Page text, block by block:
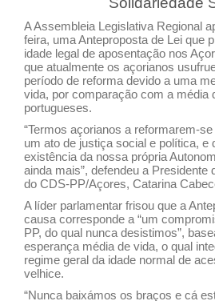
A Assembleia Legislativa Regional
feira, uma Anteproposta de Lei que
idade legal de aposentação nos
que atualmente os açorianos
período de reforma devido a uma
vida, por comparação com a média
portugueses.
“Termos açorianos a reformarem-
um ato de justiça social e política, e
existência da nossa própria
ainda mais”, defendeu a Presidente
do CDS-PP/Açores, Catarina
A líder parlamentar frisou que a
causa corresponde a “um
PP, do qual nunca desistimos”,
esperança média de vida, o qual
regime geral da idade normal de
velhice.
“Nunca baixámos os braços e cá